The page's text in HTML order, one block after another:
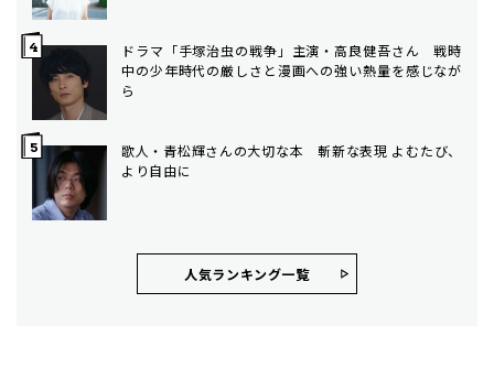
ドラマ「手塚治虫の戦争」主演・高良健吾さん 戦時
中の少年時代の厳しさと漫画への強い熱量を感じなが
ら
歌人・青松輝さんの大切な本 斬新な表現 よむたび、
より自由に
人気ランキング⼀覧